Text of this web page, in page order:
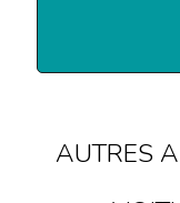
AUTRES